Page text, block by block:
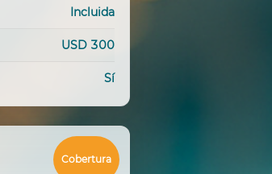
Incluida
USD 300
Sí
Cobertura